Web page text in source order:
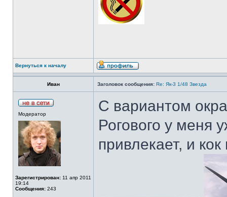
Вернуться к началу
Иван Заголовок сообщения: Re: Як-3 1/48 Звезда
Модератор
Зарегистрирован: 11 апр 2011
19:14
Сообщения: 243
С вариантом
Рогового у меня
привлекает, и